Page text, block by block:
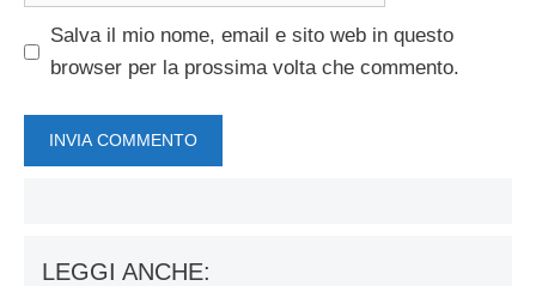
Salva il mio nome, email e sito web in questo
browser per la prossima volta che commento.
LEGGI ANCHE: